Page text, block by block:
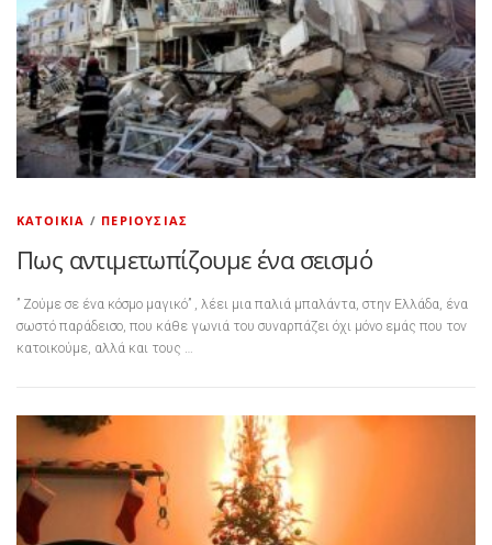
ΚΑΤΟΙΚΊΑ / ΠΕΡΙΟΥΣΊΑΣ
Πως αντιμετωπίζουμε ένα σεισμό
” Ζούμε σε ένα κόσμο μαγικό” , λέει μια παλιά μπαλάντα, στην Ελλάδα, ένα
σωστό παράδεισο, που κάθε γωνιά του συναρπάζει όχι μόνο εμάς που τον
κατοικούμε, αλλά και τους …